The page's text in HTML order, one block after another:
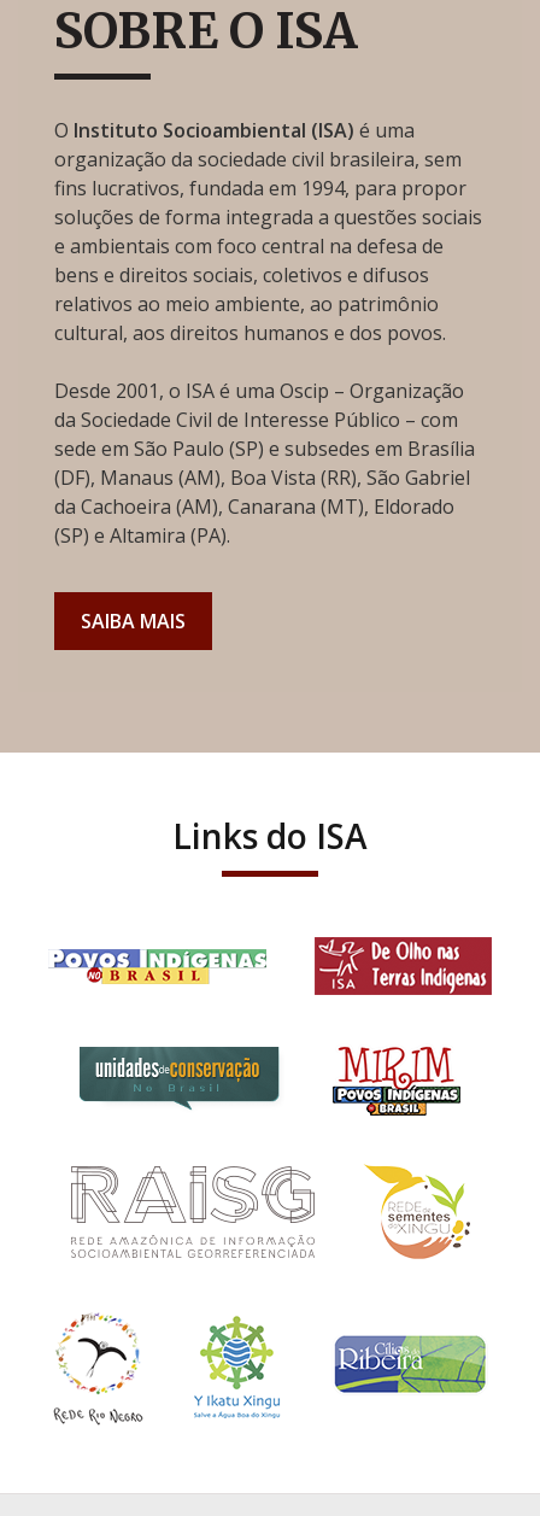
SOBRE O ISA
O Instituto Socioambiental (ISA) é uma
organização da sociedade civil brasileira, sem
fins lucrativos, fundada em 1994, para propor
soluções de forma integrada a questões sociais
e ambientais com foco central na defesa de
bens e direitos sociais, coletivos e difusos
relativos ao meio ambiente, ao patrimônio
cultural, aos direitos humanos e dos povos.
Desde 2001, o ISA é uma Oscip – Organização
da Sociedade Civil de Interesse Público – com
sede em São Paulo (SP) e subsedes em Brasília
(DF), Manaus (AM), Boa Vista (RR), São Gabriel
da Cachoeira (AM), Canarana (MT), Eldorado
(SP) e Altamira (PA).
SAIBA MAIS
Links do ISA